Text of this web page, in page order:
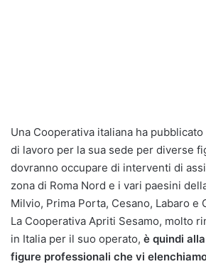
Una Cooperativa italiana ha
di lavoro per la sua sede per diverse
dovranno occupare di interventi di
zona di Roma Nord e i vari paesini
Milvio, Prima Porta, Cesano, Labaro e
La Cooperativa Apriti Sesamo, molto
in Italia per il suo operato, è quindi
figure professionali che vi